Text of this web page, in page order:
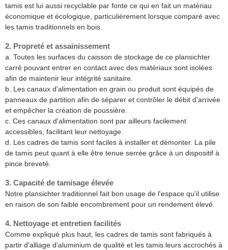
tamis est lui aussi recyclable par fonte ce qui en fait un matériau
économique et écologique, particulièrement lorsque comparé avec
les tamis traditionnels en bois.
2. Propreté et assainissement
a. Toutes les surfaces du caisson de stockage de ce plansichter
carré pouvant entrer en contact avec des matériaux sont isolées
afin de maintenir leur intégrité sanitaire.
b. Les canaux d'alimentation en grain ou produit sont équipés de
panneaux de partition afin de séparer et contrôler le débit d'arrivée
et empêcher la création de poussière.
c. Ces canaux d'alimentation sont par ailleurs facilement
accessibles, facilitant leur nettoyage.
d. Les cadres de tamis sont faciles à installer et démonter. La pile
de tamis peut quant à elle être tenue serrée grâce à un dispositif à
pince breveté.
3. Capacité de tamisage élevée
Notre plansichter traditionnel fait bon usage de l'espace qu'il utilise
en raison de son faible encombrement pour un rendement élevé.
4. Nettoyage et entretien facilités
Comme expliqué plus haut, les cadres de tamis sont fabriqués à
partir d'alliage d'aluminium de qualité et les tamis leurs accrochés à